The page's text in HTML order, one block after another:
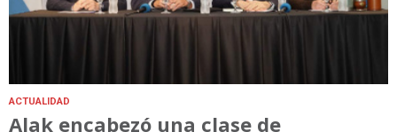
ACTUALIDAD
Alak encabezó una clase de